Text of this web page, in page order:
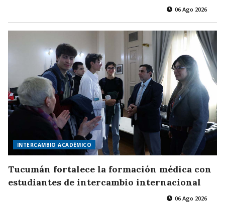
06 Ago 2026
INTERCAMBIO ACADÉMICO
Tucumán fortalece la formación médica con
estudiantes de intercambio internacional
06 Ago 2026